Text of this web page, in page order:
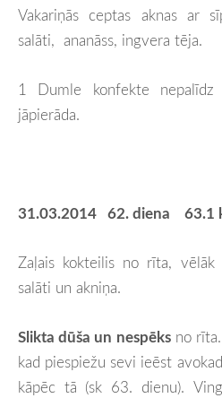
Vakariņās ceptas aknas ar
salāti, ananāss, ingvera tēja.
1 Dumle konfekte
jāpierāda.
31.03.2014 62. diena 63.1
Zaļais kokteilis no rīta, vēlāk
salāti un akniņa.
Slikta dūša un nespēksno rīta.
kad piespiežu sevi ieēst
kāpēc tā (sk 63. dienu).